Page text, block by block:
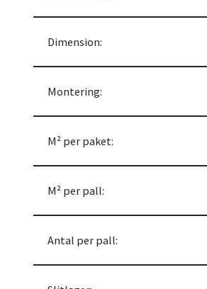
Dimension:
Montering:
M² per paket:
M² per pall:
Antal per pall: